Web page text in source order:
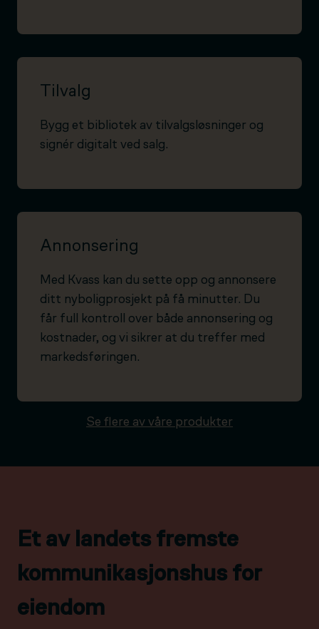
Tilvalg
Bygg et bibliotek av tilvalgsløsninger og
signér digitalt ved salg.
Annonsering
Med Kvass kan du sette opp og annonsere
ditt nyboligprosjekt på få minutter. Du
får full kontroll over både annonsering og
kostnader, og vi sikrer at du treffer med
markedsføringen.
Se flere av våre produkter
Et av landets fremste
kommunikasjonshus for
eiendom